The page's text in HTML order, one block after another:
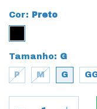
Cor: Preto
Tamanho: G
P M G